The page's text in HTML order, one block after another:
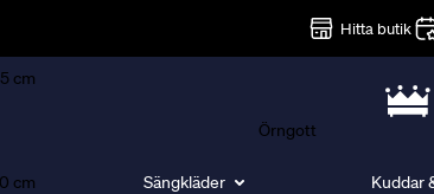
Hitta butik
cm
cm Sängkläder
Örngott
Kuddar